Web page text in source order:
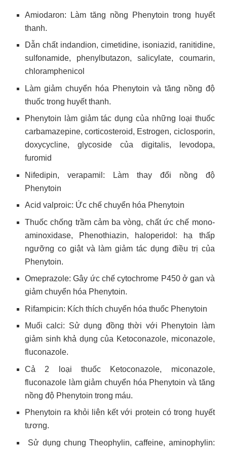
Amiodaron: Làm tăng nồng Phenytoin trong huyết
thanh.
Dẫn chất indandion, cimetidine, isoniazid, ranitidine,
sulfonamide, phenylbutazon, salicylate, coumarin,
chloramphenicol
Làm giảm chuyển hóa Phenytoin và tăng nồng độ
thuốc trong huyết thanh.
Phenytoin làm giảm tác dụng của những loại thuốc
carbamazepine, corticosteroid, Estrogen, ciclosporin,
doxycycline, glycoside của digitalis, levodopa,
furomid
Nifedipin, verapamil: Làm thay đổi nồng độ
Phenytoin
Acid valproic: Ức chế chuyển hóa Phenytoin
Thuốc chống trầm cảm ba vòng, chất ức chế mono-
aminoxidase, Phenothiazin, haloperidol: hạ thấp
ngưỡng co giật và làm giảm tác dụng điều trị của
Phenytoin.
Omeprazole: Gây ức chế cytochrome P450 ở gan và
giảm chuyển hóa Phenytoin.
Rifampicin: Kích thích chuyển hóa thuốc Phenytoin
Muối calci: Sử dụng đồng thời với Phenytoin làm
giảm sinh khả dụng của Ketoconazole, miconazole,
fluconazole.
Cả 2 loại thuốc Ketoconazole, miconazole,
fluconazole làm giảm chuyển hóa Phenytoin và tăng
nồng độ Phenytoin trong máu.
Phenytoin ra khỏi liên kết với protein có trong huyết
tương.
Sử dụng chung Theophylin, caffeine, aminophylin: